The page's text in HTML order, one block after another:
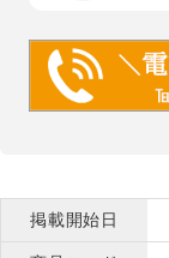
掲載開始日